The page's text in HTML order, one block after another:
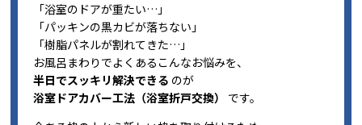
「浴室のドアが重たい…」
「パッキンの黒カビが落ちない」
「樹脂パネルが割れてきた…」
お風呂まわりでよくあるこんなお悩みを、
半日でスッキリ解決できる のが
浴室ドアカバー工法（浴室折戸交換）
です。